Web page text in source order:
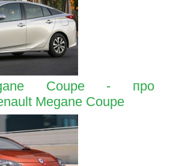
Coupe - про
Megane Coupe